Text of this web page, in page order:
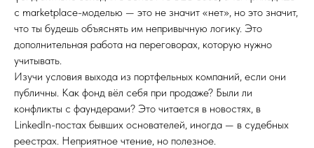
с marketplace-моделью — это не значит «нет», но это значит,
что ты будешь объяснять им непривычную логику. Это
дополнительная работа на переговорах, которую нужно
учитывать.
Изучи условия выхода из портфельных компаний, если они
публичны. Как фонд вёл себя при продаже? Были ли
конфликты с фаундерами? Это читается в новостях, в
LinkedIn-постах бывших основателей, иногда — в судебных
реестрах. Неприятное чтение, но полезное.